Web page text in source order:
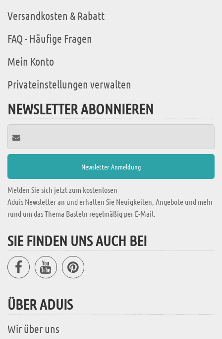
Versandkosten & Rabatt
FAQ - Häufige Fragen
Mein Konto
Privateinstellungen verwalten
NEWSLETTER ABONNIEREN
Melden Sie sich jetzt zum kostenlosen
Aduis Newsletter an und erhalten Sie Neuigkeiten, Angebote und mehr
rund um das Thema Basteln regelmäßig per E-Mail.
SIE FINDEN UNS AUCH BEI
ÜBER ADUIS
Wir über uns